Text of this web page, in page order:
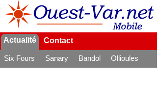
Actualité Contact
Six Fours Sanary Bandol
Ollioules